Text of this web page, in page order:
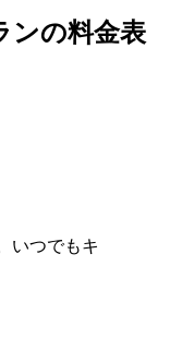
ンの料金表
いつでもキ